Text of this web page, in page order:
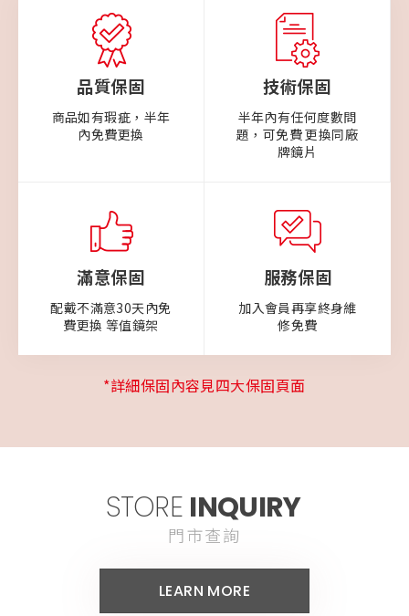
品質保固
商品如有瑕疵，半年
內免費更換
技術保固
半年內有任何度數問
題，可免費 更換同廠
牌鏡片
滿意保固
配戴不滿意30天內免
費更換 等值鏡架
服務保固
加入會員再享終身維
修免費
*詳細保固內容見四大保固頁面
STORE INQUIRY
門市查詢
LEARN MORE